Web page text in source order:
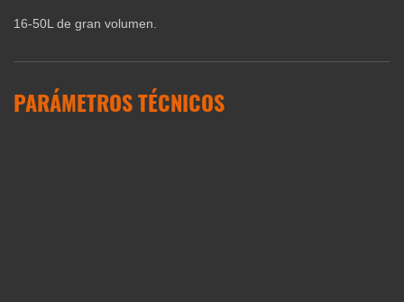
16-50L de gran volumen.
PARÁMETROS TÉCNICOS